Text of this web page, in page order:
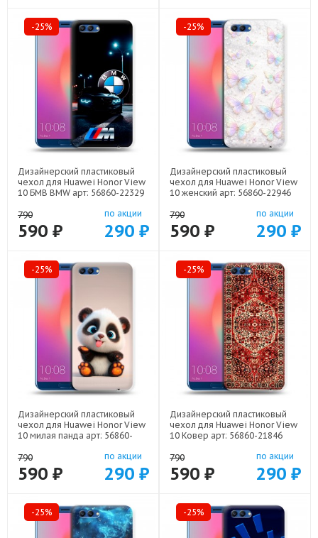
-25%
Дизайнерский пластиковый
чехол для Huawei Honor View
10 БМВ BMW арт: 56860-22329
790
590 ₽
по акции
290 ₽
-25%
Дизайнерский пластиковый
чехол для Huawei Honor View
10 женский арт: 56860-22946
790
590 ₽
по акции
290 ₽
-25%
Дизайнерский пластиковый
чехол для Huawei Honor View
10 милая панда арт: 56860-
790
590 ₽
по акции
290 ₽
-25%
Дизайнерский пластиковый
чехол для Huawei Honor View
10 Ковер арт: 56860-21846
790
590 ₽
по акции
290 ₽
-25% -25%